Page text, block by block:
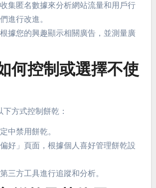
收集匿名數據來分析網站流量和用戶行
進行改進。
根據您的興趣顯示相關廣告，並測量廣
何控制或選擇不使
方式控制餅乾：
中禁用餅乾。
好」頁面，根據個人喜好管理餅乾設
三方工具進行追蹤和分析。